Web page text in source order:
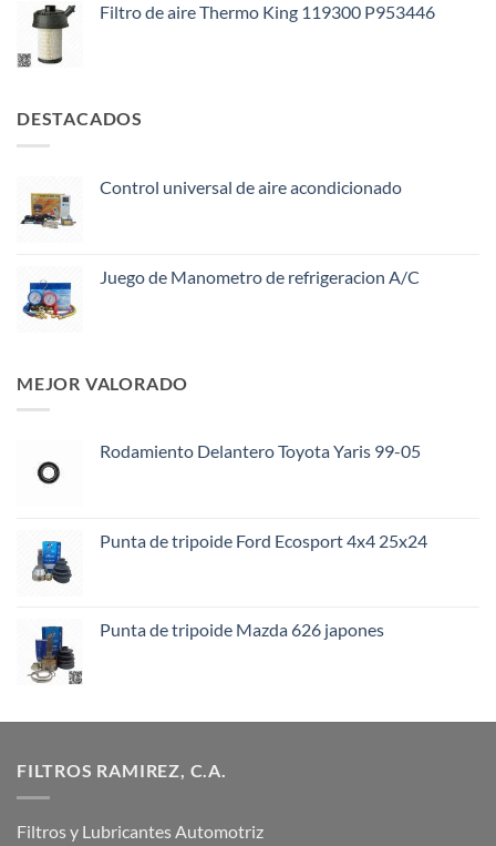
Filtro de aire Thermo King 119300 P953446
DESTACADOS
Control universal de aire acondicionado
Juego de Manometro de refrigeracion A/C
MEJOR VALORADO
Rodamiento Delantero Toyota Yaris 99-05
Punta de tripoide Ford Ecosport 4x4 25x24
Punta de tripoide Mazda 626 japones
FILTROS RAMIREZ, C.A.
Filtros y Lubricantes Automotriz